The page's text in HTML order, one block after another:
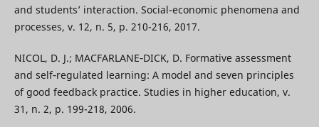
and students’ interaction. Social-economic phenomena and
processes, v. 12, n. 5, p. 210-216, 2017.
NICOL, D. J.; MACFARLANE‐DICK, D. Formative assessment
and self‐regulated learning: A model and seven principles
of good feedback practice. Studies in higher education, v.
31, n. 2, p. 199-218, 2006.